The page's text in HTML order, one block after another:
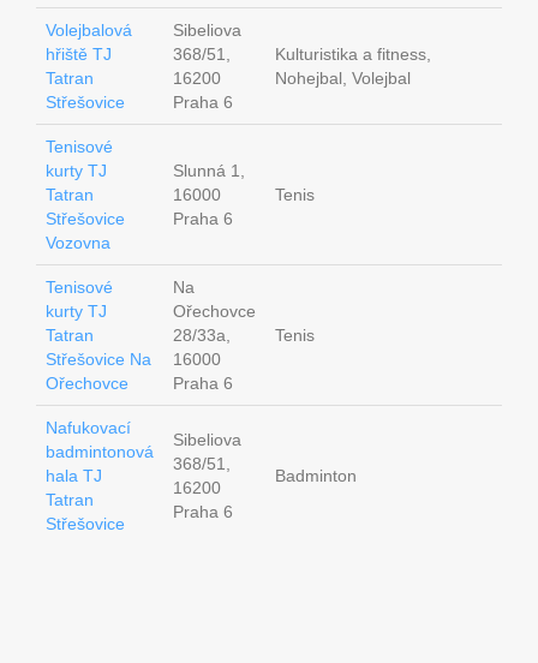
Volejbalová
hřiště TJ
Tatran
Střešovice
Sibeliova
368/51,
16200
Praha 6
Kulturistika a fitness,
Nohejbal, Volejbal
Tenisové
kurty TJ
Tatran
Střešovice
Vozovna
Slunná 1,
16000
Praha 6
Tenis
Tenisové
kurty TJ
Tatran
Střešovice Na
Ořechovce
Na
Ořechovce
28/33a,
16000
Praha 6
Tenis
Nafukovací
badmintonová
hala TJ
Tatran
Střešovice
Sibeliova
368/51,
16200
Praha 6
Badminton